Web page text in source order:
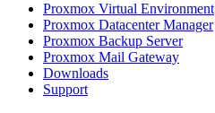
Proxmox Virtual Environment
Proxmox Datacenter Manager
Proxmox Backup Server
Proxmox Mail Gateway
Downloads
Support